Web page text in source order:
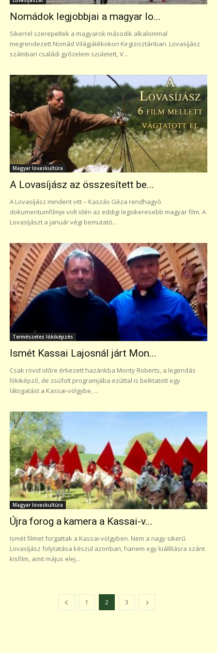
Nomádok legjobbjai a magyar lo...
Sikerrel szerepeltek a magyarok második alkalommal
megrendezett Nomád Világjátékokon Kirgizisztánban. Lovasíjász
számban családi győzelem született, V...
Magyar lovaskultúra
A Lovasíjász az összesített be...
A Lovasíjász mindent vitt – Kaszás Géza rendhagyó
dokumentumfilmje volt idén az eddigi legsikeresebb magyar film. A
Lovasíjászt a január végi bemutató...
Természetes lókiképzés
Ismét Kassai Lajosnál járt Mon...
Csak rövid időre érkezett hazánkba Monty Roberts, a legendás
lókiképző, de zsúfolt programjába ezúttal is beiktatott egy
látogatást a Kassai-völgybe, ...
Magyar lovaskultúra
Újra forog a kamera a Kassai-v...
Ismét filmet forgattak a Kassai-völgyben. Nem a nagy sikerű
Lovasíjász folytatása készül azonban, hanem egy kiállításra szánt
kisfilm, amit május elej...
1 2 3